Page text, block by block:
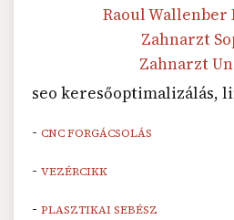
Raoul Wallenber
Zahnarzt
Zahnarzt
seo keresőoptimalizálás,
- CNC FORGÁCSOLÁS
- VEZÉRCIKK
- PLASZTIKAI SEBÉSZ